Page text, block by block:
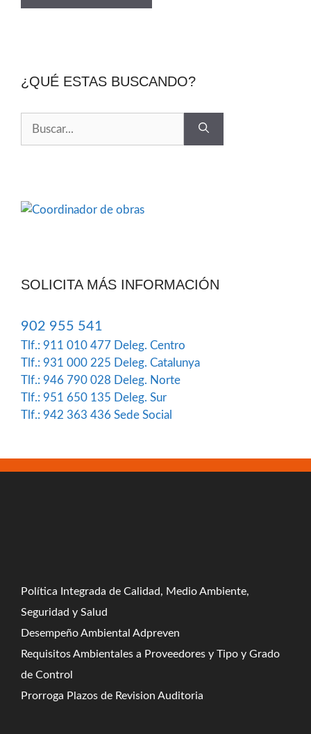
¿QUÉ ESTAS BUSCANDO?
SOLICITA MÁS INFORMACIÓN
902 955 541
Tlf.: 911 010 477 Deleg. Centro
Tlf.: 931 000 225 Deleg. Catalunya
Tlf.: 946 790 028 Deleg. Norte
Tlf.: 951 650 135 Deleg. Sur
Tlf.: 942 363 436 Sede Social
Política Integrada de Calidad, Medio Ambiente,
Seguridad y Salud
Desempeño Ambiental Adpreven
Requisitos Ambientales a Proveedores y Tipo y Grado
de Control
Prorroga Plazos de Revision Auditoria